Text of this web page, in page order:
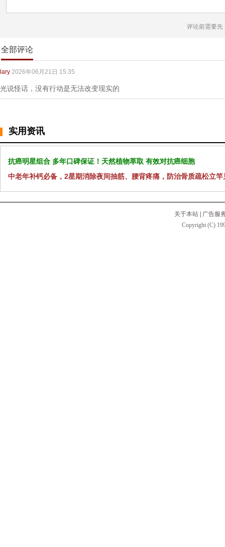
评论前需要先
全部评论
lary 2026年06月21日 15:35
光说怪话，没有行动是无法改变现实的
实用资讯
抗癌明星组合 多年口碑保证！天然植物萃取 有效对抗癌细胞
中老年补钙必备，2星期消除夜间抽筋、腰背疼痛，防治骨质疏松立竿
关于本站
广告服
Copyright (C)